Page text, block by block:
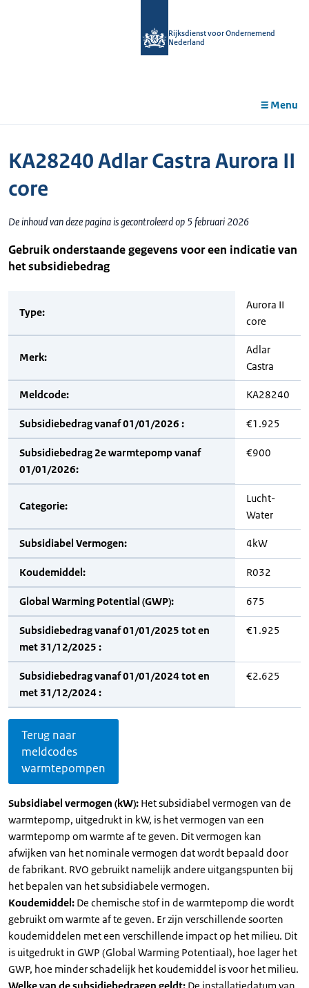
Rijksdienst voor Ondernemend
Nederland
Menu
KA28240 Adlar Castra Aurora II
core
De inhoud van deze pagina is gecontroleerd op 5 februari 2026
Gebruik onderstaande gegevens voor een indicatie van
het subsidiebedrag
Type:
Aurora II
core
Merk:
Adlar
Castra
Meldcode: KA28240
Subsidiebedrag vanaf 01/01/2026 : €1.925
Subsidiebedrag 2e warmtepomp vanaf
01/01/2026:
€900
Categorie:
Lucht-
Water
Subsidiabel Vermogen: 4kW
Koudemiddel: R032
Global Warming Potential (GWP): 675
Subsidiebedrag vanaf 01/01/2025 tot en
met 31/12/2025 :
€1.925
Subsidiebedrag vanaf 01/01/2024 tot en
met 31/12/2024 :
€2.625
Terug naar
meldcodes
warmtepompen
Subsidiabel vermogen (kW): Het subsidiabel vermogen van de
warmtepomp, uitgedrukt in kW, is het vermogen van een
warmtepomp om warmte af te geven. Dit vermogen kan
afwijken van het nominale vermogen dat wordt bepaald door
de fabrikant. RVO gebruikt namelijk andere uitgangspunten bij
het bepalen van het subsidiabele vermogen.
Koudemiddel: De chemische stof in de warmtepomp die wordt
gebruikt om warmte af te geven. Er zijn verschillende soorten
koudemiddelen met een verschillende impact op het milieu. Dit
is uitgedrukt in GWP (Global Warming Potentiaal), hoe lager het
GWP, hoe minder schadelijk het koudemiddel is voor het milieu.